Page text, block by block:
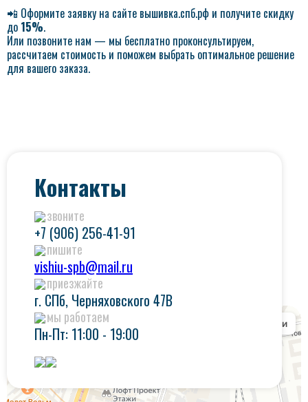
📲 Оформите заявку на сайте вышивка.спб.рф и получите скидку
до 15%.
Или позвоните нам — мы бесплатно проконсультируем,
рассчитаем стоимость и поможем выбрать оптимальное решение
для вашего заказа.
Контакты
звоните
+7 (906) 256-41-91
пишите
vishiu-spb@mail.ru
приезжайте
г. СПб, Черняховсĸого 47В
мы работаем
Пн-Пт: 11:00 - 19:00